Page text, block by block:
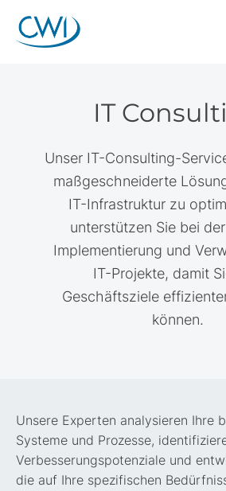
IT
Unser IT-Consulting-
maßgeschneiderte
IT-Infrastruktur zu
unterstützen Sie bei
Implementierung und
IT-Projekte, damit
Geschäftsziele
können.
Unsere Experten analysieren Ihre
Systeme und Prozesse,
Verbesserungspotenziale und
die auf Ihre spezifischen